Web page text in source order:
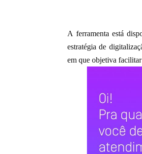
A ferramenta está
estratégia de
em que objetiva